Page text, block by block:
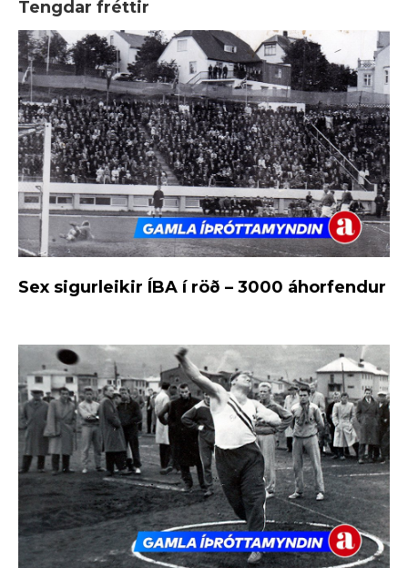
Tengdar fréttir
Sex sigurleikir ÍBA í röð – 3000 áhorfendur